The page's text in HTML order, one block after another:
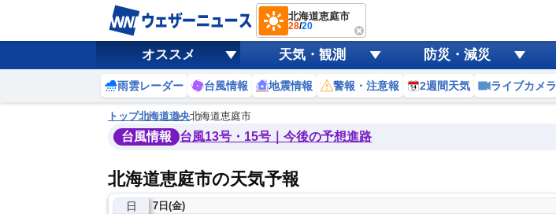
北海道恵庭市
28/20
オススメ 天気・観測 防災・減災
雨雲レーダー 台風情報 地震情報 警報・注意報 2週間天気 ライブカメラ
トップ北海道道央北海道恵庭市
台風情報 台風13号・15号｜今後の予想進路
北海道恵庭市の天気予報
日
7日(金)